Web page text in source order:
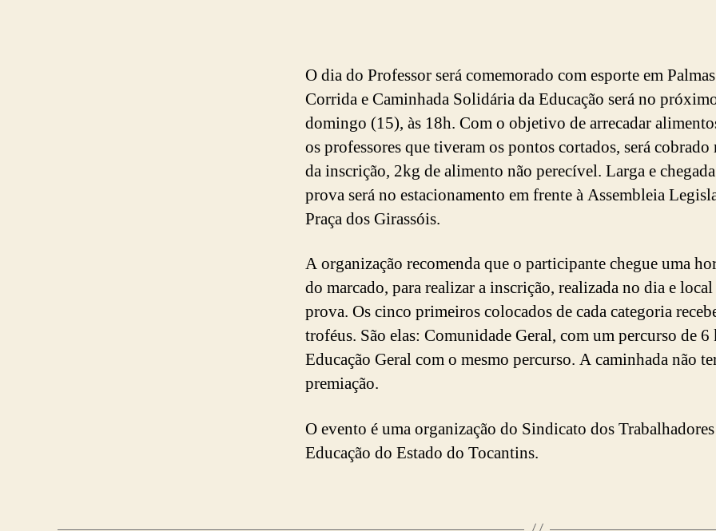
O dia do Professor será comemorado com esporte em
Corrida e Caminhada Solidária da Educação será no
domingo (15), às 18h. Com o objetivo de arrecadar
os professores que tiveram os pontos cortados, será cobrado
da inscrição, 2kg de alimento não perecível. Larga e
prova será no estacionamento em frente à Assembleia
Praça dos Girassóis.
A organização recomenda que o participante chegue uma
do marcado, para realizar a inscrição, realizada no dia e
prova. Os cinco primeiros colocados de cada categoria
troféus. São elas: Comunidade Geral, com um percurso de 6
Educação Geral com o mesmo percurso. A caminhada não
premiação.
O evento é uma organização do Sindicato dos
Educação do Estado do Tocantins.